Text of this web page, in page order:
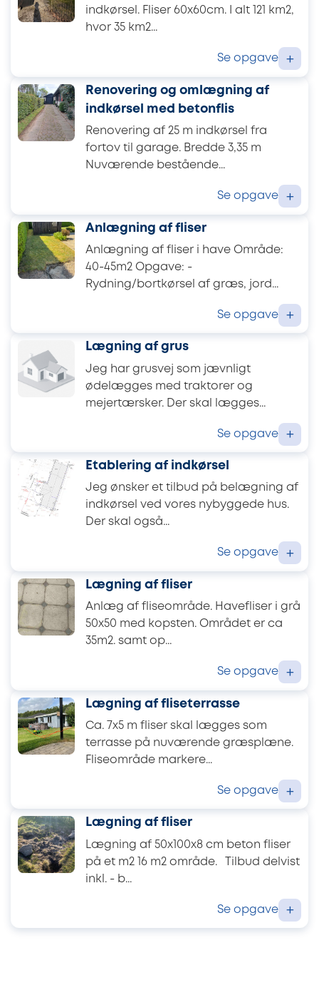
indkørsel. Fliser 60x60cm. I alt 121 km2,
hvor 35 km2...
Se opgave +
Renovering og omlægning af
indkørsel med betonflis
Renovering af 25 m indkørsel fra
fortov til garage. Bredde 3,35 m
Nuværende bestående...
Se opgave +
Anlægning af fliser
Anlægning af fliser i have Område:
40-45m2 Opgave: -
Rydning/bortkørsel af græs, jord...
Se opgave +
Lægning af grus
Jeg har grusvej som jævnligt
ødelægges med traktorer og
mejertærsker. Der skal lægges...
Se opgave +
Etablering af indkørsel
Jeg ønsker et tilbud på belægning af
indkørsel ved vores nybyggede hus.
Der skal også...
Se opgave +
Lægning af fliser
Anlæg af fliseområde. Havefliser i grå
50x50 med kopsten. Området er ca
35m2. samt op...
Se opgave +
Lægning af fliseterrasse
Ca. 7x5 m fliser skal lægges som
terrasse på nuværende græsplæne.
Fliseområde markere...
Se opgave +
Lægning af fliser
Lægning af 50x100x8 cm beton fliser
på et m2 16 m2 område. Tilbud delvist
inkl. - b...
Se opgave +